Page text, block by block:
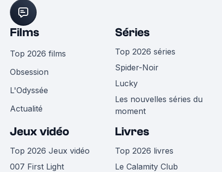
Films
Top 2026 films
Obsession
L'Odyssée
Actualité
Séries
Top 2026 séries
Spider-Noir
Lucky
Les nouvelles séries du
moment
Jeux vidéo
Top 2026 Jeux vidéo
007 First Light
Livres
Top 2026 livres
Le Calamity Club